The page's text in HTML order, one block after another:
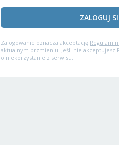
ZALOGUJ
Zalogowanie oznacza akceptację
aktualnym brzmieniu. Jeśli nie akceptujesz
o niekorzystanie z serwisu.